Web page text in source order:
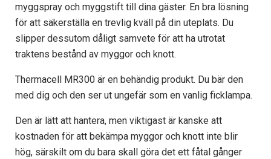
myggspray och myggstift till dina gäster. En bra lösning
för att säkerställa en trevlig kväll på din uteplats. Du
slipper dessutom dåligt samvete för att ha utrotat
traktens bestånd av myggor och knott.
Thermacell MR300 är en behändig produkt. Du bär den
med dig och den ser ut ungefär som en vanlig ficklampa.
Den är lätt att hantera, men viktigast är kanske att
kostnaden för att bekämpa myggor och knott inte blir
hög, särskilt om du bara skall göra det ett fåtal gånger